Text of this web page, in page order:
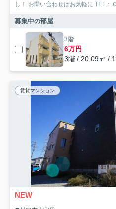
し！ お問い合わせはお気軽に TEL：
募集中の部屋
3階
6万円
3階 / 20.09㎡ /
賃貸マンション
NEW